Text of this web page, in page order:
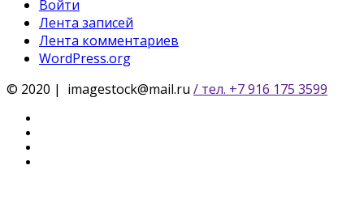
Войти
Лента записей
Лента комментариев
WordPress.org
© 2020 | imagestock@mail.ru / тел. +7 916 175 3599